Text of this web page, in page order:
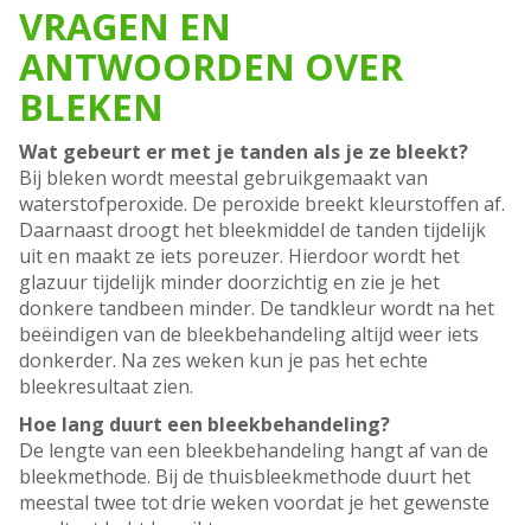
VRAGEN EN
ANTWOORDEN OVER
BLEKEN
Wat gebeurt er met je tanden als je ze bleekt?
Bij bleken wordt meestal gebruikgemaakt van
waterstofperoxide. De peroxide breekt kleurstoffen af.
Daarnaast droogt het bleekmiddel de tanden tijdelijk
uit en maakt ze iets poreuzer. Hierdoor wordt het
glazuur tijdelijk minder doorzichtig en zie je het
donkere tandbeen minder. De tandkleur wordt na het
beëindigen van de bleekbehandeling altijd weer iets
donkerder. Na zes weken kun je pas het echte
bleekresultaat zien.
Hoe lang duurt een bleekbehandeling?
De lengte van een bleekbehandeling hangt af van de
bleekmethode. Bij de thuisbleekmethode duurt het
meestal twee tot drie weken voordat je het gewenste